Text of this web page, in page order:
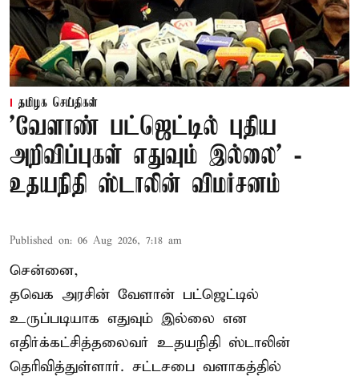
தமிழக செய்திகள்
'வேளாண் பட்ஜெட்டில் புதிய
அறிவிப்புகள் எதுவும் இல்லை' -
உதயநிதி ஸ்டாலின் விமர்சனம்
Published on: 06 Aug 2026, 7:18 am
சென்னை,
தவெக அரசின் வேளான் பட்ஜெட்டில்
உருப்படியாக எதுவும் இல்லை என
எதிர்க்கட்சித்தலைவர் உதயநிதி ஸ்டாலின்
தெரிவித்துள்ளார். சட்டசபை வளாகத்தில்